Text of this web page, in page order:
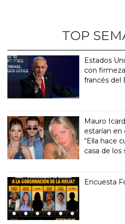
TOP
Estados
con
francés del
Mauro
estarían en
“Ella hace
casa de los
Encuesta